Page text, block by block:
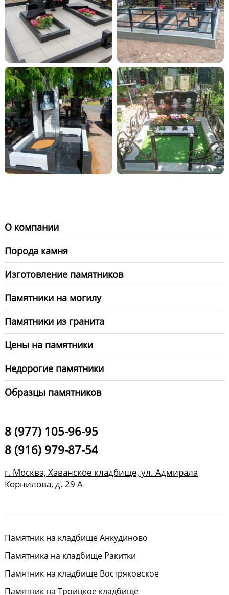
О компании
Порода камня
Изготовление памятников
Памятники на могилу
Памятники из гранита
Цены на памятники
Недорогие памятники
Образцы памятников
8 (977) 105-96-95
8 (916) 979-87-54
г. Москва, Хаванское кладбище, ул. Адмирала
Корнилова, д. 29 А
Памятник на кладбище Анкудиново
Памятника на кладбище Ракитки
Памятник на кладбище Востряковское
Памятник на Троицкое кладбище